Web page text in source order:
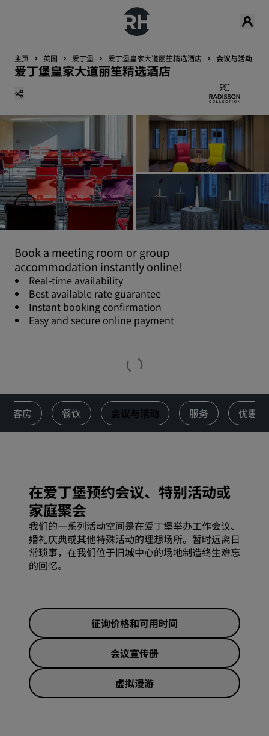
主页 英国 爱丁堡 爱丁堡皇家大道丽笙精选酒店 会议与活动
爱丁堡皇家大道丽笙精选酒店
Book a meeting room or group
accommodation instantly online!
Real-time availability
Best available rate guarantee
Instant booking confirmation
Easy and secure online payment
客房 餐饮 会议与活动 服务 优惠
在爱丁堡预约会议、特别活动或
家庭聚会
我们的一系列活动空间是在爱丁堡举办工作会议、
婚礼庆典或其他特殊活动的理想场所。暂时远离日
常琐事，在我们位于旧城中心的场地制造终生难忘
的回忆。
征询价格和可用时间
会议宣传册
虚拟漫游